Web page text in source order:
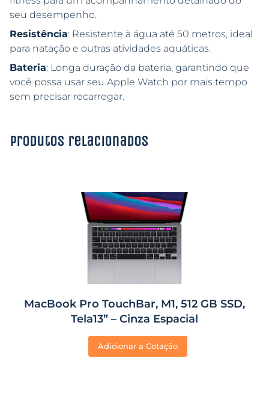
seu desempenho.
Resistência: Resistente à água até 50 metros, ideal
para natação e outras atividades aquáticas.
Bateria: Longa duração da bateria, garantindo que
você possa usar seu Apple Watch por mais tempo
sem precisar recarregar.
Produtos relacionados
MacBook Pro TouchBar, M1, 512 GB SSD,
Tela13” – Cinza Espacial
Adicionar a Cotação